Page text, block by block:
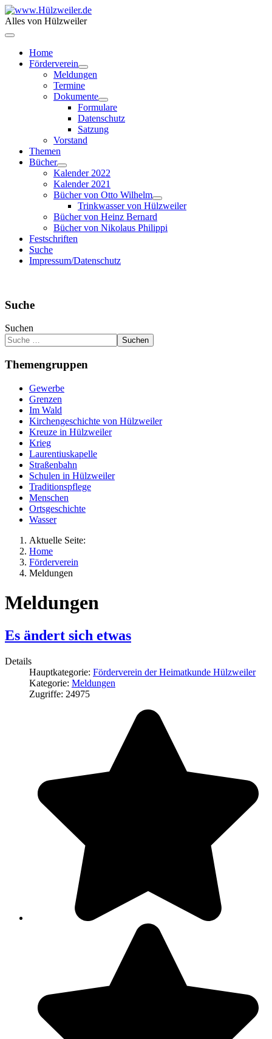
Alles von Hülzweiler
Home
Förderverein
Meldungen
Termine
Dokumente
Formulare
Datenschutz
Satzung
Vorstand
Themen
Bücher
Kalender 2022
Kalender 2021
Bücher von Otto Wilhelm
Trinkwasser von Hülzweiler
Bücher von Heinz Bernard
Bücher von Nikolaus Philippi
Festschriften
Suche
Impressum/Datenschutz
Suche
Suchen
Suchen
Themengruppen
Gewerbe
Grenzen
Im Wald
Kirchengeschichte von Hülzweiler
Kreuze in Hülzweiler
Krieg
Laurentiuskapelle
Straßenbahn
Schulen in Hülzweiler
Traditionspflege
Menschen
Ortsgeschichte
Wasser
Aktuelle Seite:
Home
Förderverein
Meldungen
Meldungen
Es ändert sich etwas
Details
Hauptkategorie: Förderverein der Heimatkunde Hülzweiler
Kategorie: Meldungen
Zugriffe: 24975